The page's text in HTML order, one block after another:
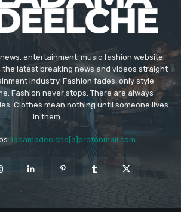
entertainment, music fashion website.
the latest breaking news and videos straight
industry. Fashion fades, only style
Fashion never stops. There are always
Clothes mean nothing until someone lives
in them.
ladamadeelche[a]protonmail.com